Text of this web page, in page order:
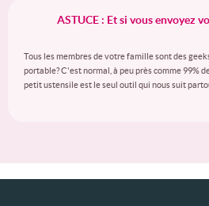
ASTUCE : Et si vous envoyez
Tous les membres de votre famille sont des
portable? C'est normal, à peu près comme 99%
petit ustensile est le seul outil qui nous suit